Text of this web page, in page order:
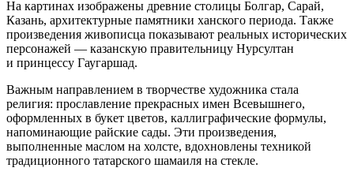
На картинах изображены древние столицы Болгар, Сарай,
Казань, архитектурные памятники ханского периода. Также
произведения живописца показывают реальных исторических
персонажей — казанскую правительницу Нурсултан
и принцессу Гаугаршад.
Важным направлением в творчестве художника стала
религия: прославление прекрасных имен Всевышнего,
оформленных в букет цветов, каллиграфические формулы,
напоминающие райские сады. Эти произведения,
выполненные маслом на холсте, вдохновлены техникой
традиционного татарского шамаиля на стекле.